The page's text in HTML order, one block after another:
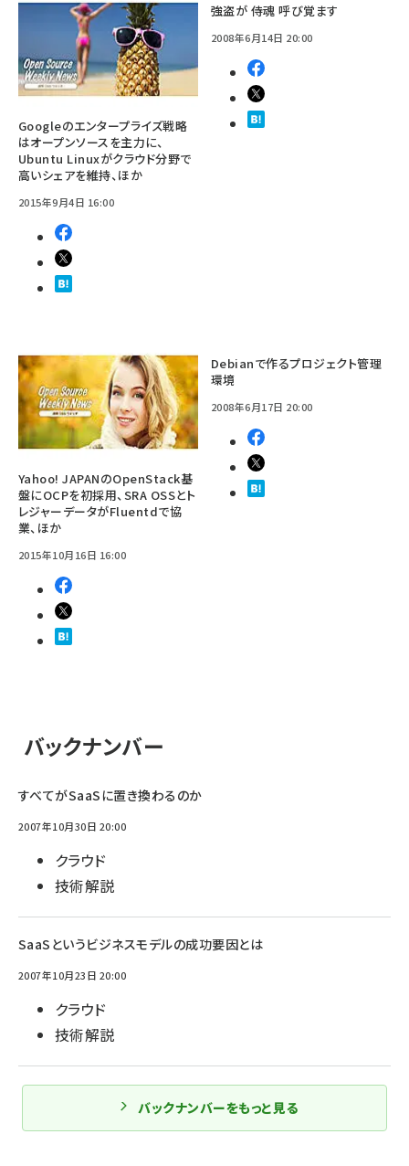
Googleのエンタープライズ戦略
はオープンソースを主力に、
Ubuntu Linuxがクラウド分野で
高いシェアを維持、ほか
2015年9月4日 16:00
強盗が 侍魂 呼び覚ます
2008年6月14日 20:00
Yahoo! JAPANのOpenStack基
盤にOCPを初採用、SRA OSSとト
レジャーデータがFluentdで協
業、ほか
2015年10月16日 16:00
Debianで作るプロジェクト管理
環境
2008年6月17日 20:00
バックナンバー
すべてがSaaSに置き換わるのか
2007年10月30日 20:00
クラウド
技術解説
SaaSというビジネスモデルの成功要因とは
2007年10月23日 20:00
クラウド
技術解説
バックナンバーをもっと見る